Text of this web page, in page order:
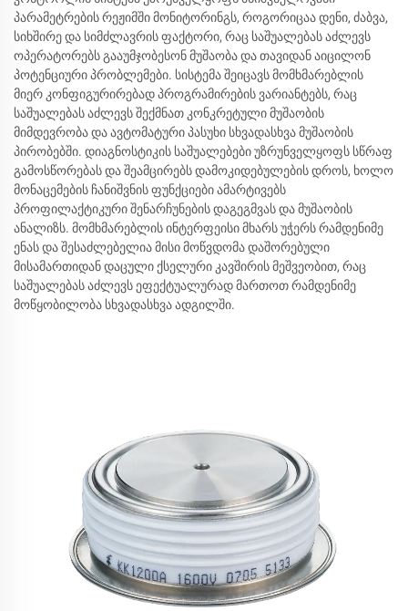
პარამეტრების რეჟიმში მონიტორინგს, როგორიცაა დენი, ძაბვა,
სიხშირე და სიმძლავრის ფაქტორი, რაც საშუალებას აძლევს
ოპერატორებს გააუმჯობესონ მუშაობა და თავიდან აიცილონ
პოტენციური პრობლემები. სისტემა შეიცავს მომხმარებლის
მიერ კონფიგურირებად პროგრამირების ვარიანტებს, რაც
საშუალებას აძლევს შექმნათ კონკრეტული მუშაობის
მიმდევრობა და ავტომატური პასუხი სხვადასხვა მუშაობის
პირობებში. დიაგნოსტიკის საშუალებები უზრუნველყოფს სწრაფ
გამოსწორებას და შეამცირებს დამოკიდებულების დროს, ხოლო
მონაცემების ჩანიშვნის ფუნქციები ამარტივებს
პროფილაქტიკური შენარჩუნების დაგეგმვას და მუშაობის
ანალიზს. მომხმარებლის ინტერფეისი მხარს უჭერს რამდენიმე
ენას და შესაძლებელია მისი მოწვდომა დაშორებული
მისამართიდან დაცული ქსელური კავშირის მეშვეობით, რაც
საშუალებას აძლევს ეფექტუალურად მართოთ რამდენიმე
მოწყობილობა სხვადასხვა ადგილში.